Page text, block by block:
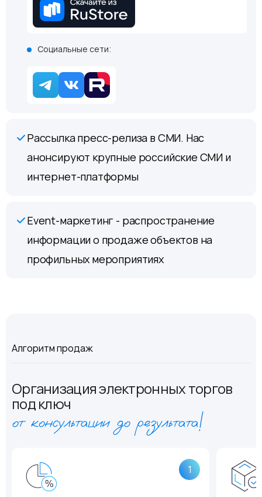
Социальные сети:
Рассылка пресс-релиза в СМИ. Нас
анонсируют крупные российские СМИ и
интернет-платформы
Event-маркетинг - распространение
информации о продаже объектов на
профильных мероприятиях
Алгоритм продаж
Организация электронных торгов
под ключ
от консультации до результата!
1